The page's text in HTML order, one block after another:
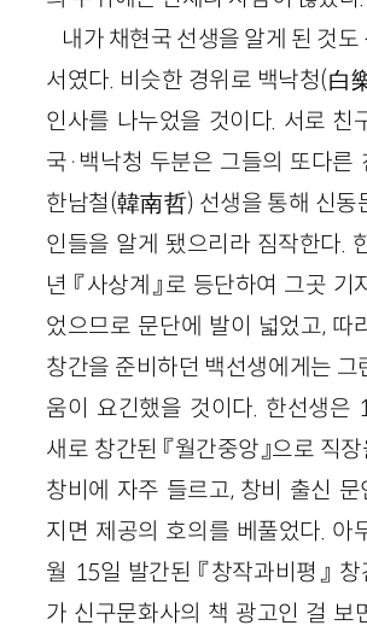
내가 채현국 선생을 알게 된 것도
서였다. 비슷한 경위로 백낙청(白
인사를 나누었을 것이다. 서로 친
국·백낙청 두분은 그들의 또다른
한남철(韓南哲) 선생을 통해 신동
인들을 알게 됐으리라 짐작한다.
년 『사상계』로 등단하여 그곳 기
었으므로 문단에 발이 넓었고, 따
창간을 준비하던 백선생에게는 그
움이 요긴했을 것이다. 한선생은
새로 창간된 『월간중앙』으로 직
창비에 자주 들르고, 창비 출신
지면 제공의 호의를 베풀었다. 아
월 15일 발간된 『창작과비평』
가 신구문화사의 책 광고인 걸 보